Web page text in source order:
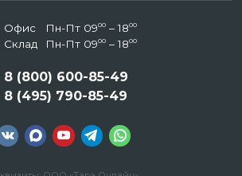
Офис Пн-Пт 0900– 1800
Склад Пн-Пт 0900– 1800
8 (800) 600-85-49
8 (495) 790-85-49